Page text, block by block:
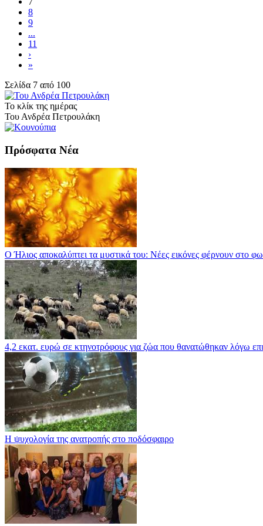
8
9
...
11
›
»
Σελίδα 7 από 100
Το κλίκ της ημέρας
Του Ανδρέα Πετρουλάκη
Πρόσφατα Νέα
Ο Ήλιος αποκαλύπτει τα μυστικά του: Νέες εικόνες φέρνουν στο
4,2 εκατ. ευρώ σε κτηνοτρόφους για ζώα που θανατώθηκαν λόγω
Η ψυχολογία της ανατροπής στο ποδόσφαιρο